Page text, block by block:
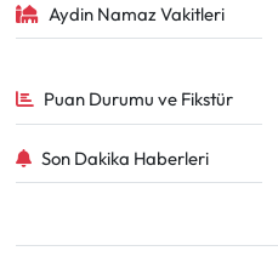
Aydin Namaz Vakitleri
Puan Durumu ve Fikstür
Son Dakika Haberleri